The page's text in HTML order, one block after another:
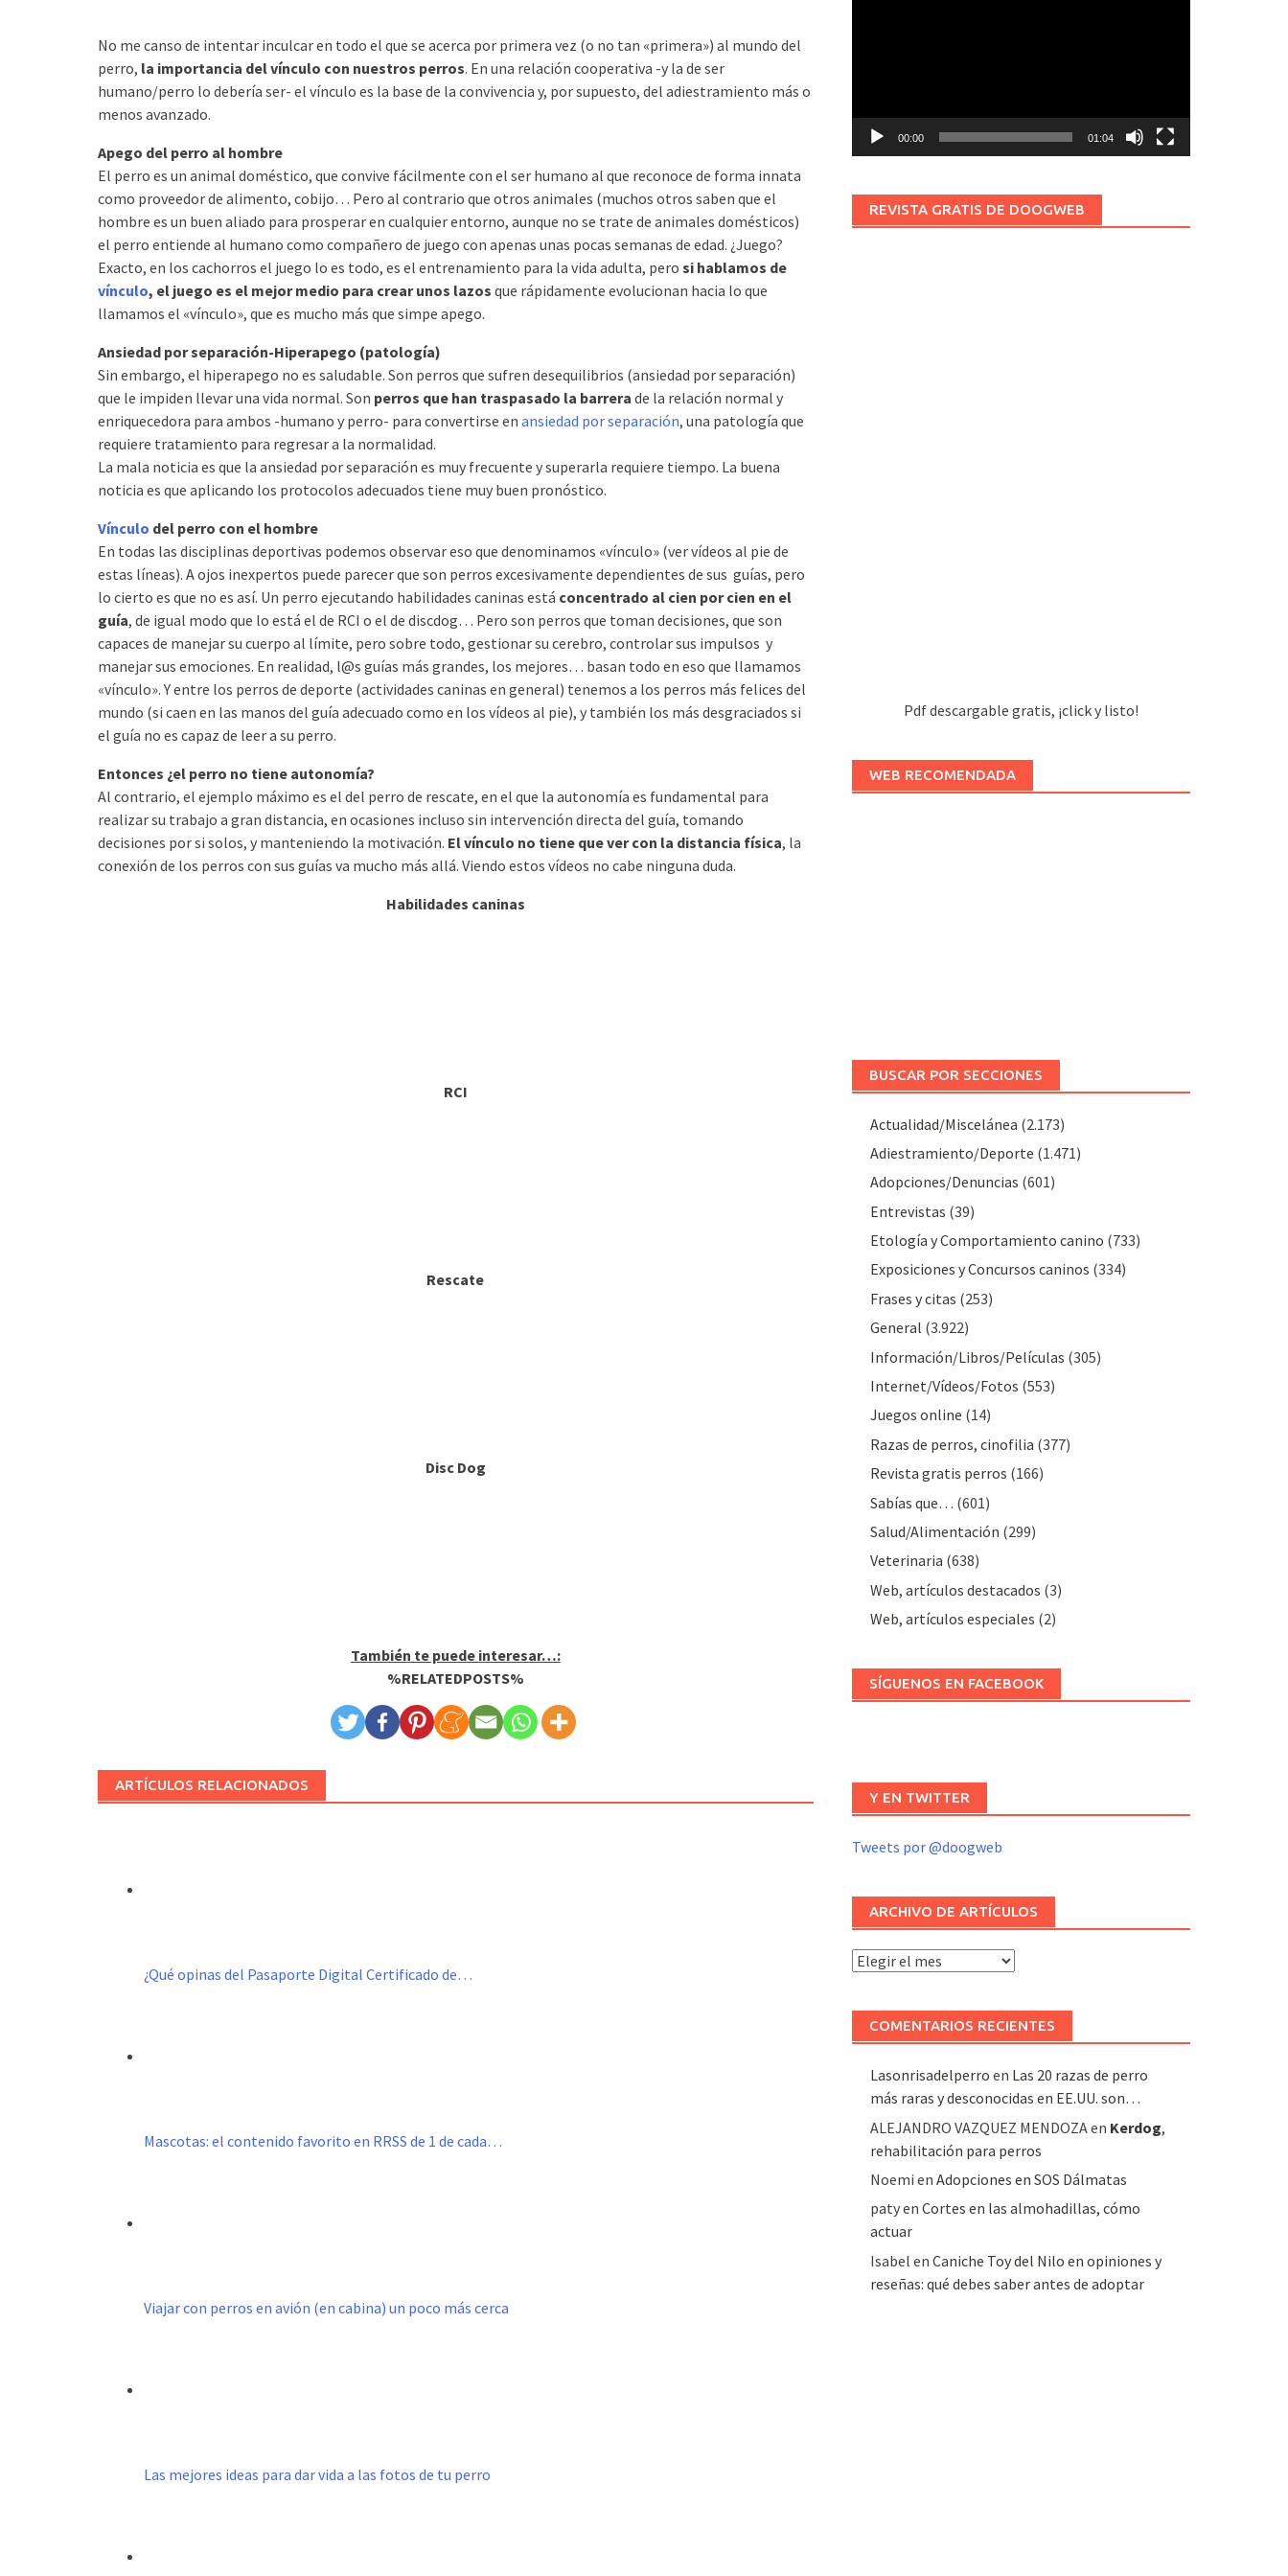
No me canso de intentar inculcar en todo el que se acerca por primera vez (o no tan «primera») al mundo del
perro, la importancia del vínculo con nuestros perros. En una relación cooperativa -y la de ser
humano/perro lo debería ser- el vínculo es la base de la convivencia y, por supuesto, del adiestramiento más o
menos avanzado.
Apego del perro al hombre
El perro es un animal doméstico, que convive fácilmente con el ser humano al que reconoce de forma innata
como proveedor de alimento, cobijo… Pero al contrario que otros animales (muchos otros saben que el
hombre es un buen aliado para prosperar en cualquier entorno, aunque no se trate de animales domésticos)
el perro entiende al humano como compañero de juego con apenas unas pocas semanas de edad. ¿Juego?
Exacto, en los cachorros el juego lo es todo, es el entrenamiento para la vida adulta, pero si hablamos de
vínculo, el juego es el mejor medio para crear unos lazos que rápidamente evolucionan hacia lo que
llamamos el «vínculo», que es mucho más que simpe apego.
Ansiedad por separación-Hiperapego (patología)
Sin embargo, el hiperapego no es saludable. Son perros que sufren desequilibrios (ansiedad por separación)
que le impiden llevar una vida normal. Son perros que han traspasado la barrera de la relación normal y
enriquecedora para ambos -humano y perro- para convertirse en ansiedad por separación, una patología que
requiere tratamiento para regresar a la normalidad.
La mala noticia es que la ansiedad por separación es muy frecuente y superarla requiere tiempo. La buena
noticia es que aplicando los protocolos adecuados tiene muy buen pronóstico.
Vínculo del perro con el hombre
En todas las disciplinas deportivas podemos observar eso que denominamos «vínculo» (ver vídeos al pie de
estas líneas). A ojos inexpertos puede parecer que son perros excesivamente dependientes de sus guías, pero
lo cierto es que no es así. Un perro ejecutando habilidades caninas está concentrado al cien por cien en el
guía, de igual modo que lo está el de RCI o el de discdog… Pero son perros que toman decisiones, que son
capaces de manejar su cuerpo al límite, pero sobre todo, gestionar su cerebro, controlar sus impulsos y
manejar sus emociones. En realidad, l@s guías más grandes, los mejores… basan todo en eso que llamamos
«vínculo». Y entre los perros de deporte (actividades caninas en general) tenemos a los perros más felices del
mundo (si caen en las manos del guía adecuado como en los vídeos al pie), y también los más desgraciados si
el guía no es capaz de leer a su perro.
Entonces ¿el perro no tiene autonomía?
Al contrario, el ejemplo máximo es el del perro de rescate, en el que la autonomía es fundamental para
realizar su trabajo a gran distancia, en ocasiones incluso sin intervención directa del guía, tomando
decisiones por si solos, y manteniendo la motivación. El vínculo no tiene que ver con la distancia física, la
conexión de los perros con sus guías va mucho más allá. Viendo estos vídeos no cabe ninguna duda.
Habilidades caninas
RCI
Rescate
Disc Dog
También te puede interesar…:
%RELATEDPOSTS%
ARTÍCULOS RELACIONADOS
¿Qué opinas del Pasaporte Digital Certificado de…
Mascotas: el contenido favorito en RRSS de 1 de cada…
Viajar con perros en avión (en cabina) un poco más cerca
Las mejores ideas para dar vida a las fotos de tu perro
00:00 01:04
REVISTA GRATIS DE DOOGWEB
Pdf descargable gratis, ¡click y listo!
WEB RECOMENDADA
BUSCAR POR SECCIONES
Actualidad/Miscelánea (2.173)
Adiestramiento/Deporte (1.471)
Adopciones/Denuncias (601)
Entrevistas (39)
Etología y Comportamiento canino (733)
Exposiciones y Concursos caninos (334)
Frases y citas (253)
General (3.922)
Información/Libros/Películas (305)
Internet/Vídeos/Fotos (553)
Juegos online (14)
Razas de perros, cinofilia (377)
Revista gratis perros (166)
Sabías que… (601)
Salud/Alimentación (299)
Veterinaria (638)
Web, artículos destacados (3)
Web, artículos especiales (2)
SÍGUENOS EN FACEBOOK
Y EN TWITTER
Tweets por @doogweb
ARCHIVO DE ARTÍCULOS
Archivo
artículos
COMENTARIOS RECIENTES
Lasonrisadelperro en Las 20 razas de perro
más raras y desconocidas en EE.UU. son…
ALEJANDRO VAZQUEZ MENDOZAen Kerdog,
rehabilitación para perros
Noemi en Adopciones en SOS Dálmatas
patyen Cortes en las almohadillas, cómo
actuar
Isabel en Caniche Toy del Nilo en opiniones y
reseñas: qué debes saber antes de adoptar